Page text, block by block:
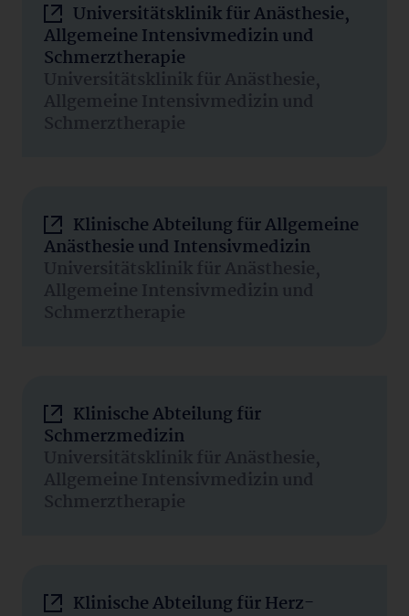
Universitätsklinik für Anästhesie,
Allgemeine Intensivmedizin und
Schmerztherapie
Universitätsklinik für Anästhesie,
Allgemeine Intensivmedizin und
Schmerztherapie
Klinische Abteilung für Allgemeine
Anästhesie und Intensivmedizin
Universitätsklinik für Anästhesie,
Allgemeine Intensivmedizin und
Schmerztherapie
Klinische Abteilung für
Schmerzmedizin
Universitätsklinik für Anästhesie,
Allgemeine Intensivmedizin und
Schmerztherapie
Klinische Abteilung für Herz-